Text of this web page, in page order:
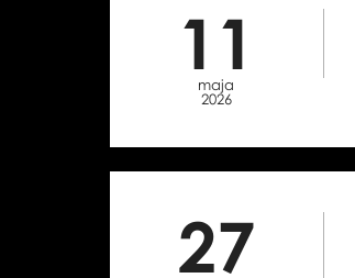
11
maja
2026
27